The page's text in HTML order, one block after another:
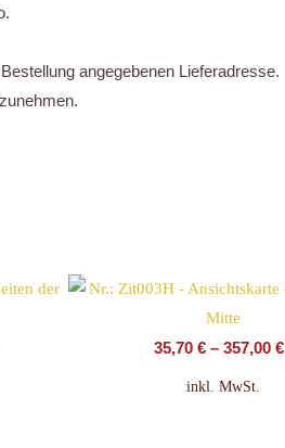
angegebenen Lieferadresse.
35,70 €– 357,00 €
inkl. MwSt.